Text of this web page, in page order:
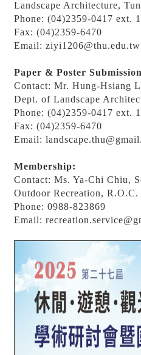
Landscape Architecture,
Phone: (04)2359-0417 ext.
Fax: (04)2359-6470
Email: ziyi1206@thu.edu.tw
Paper & Poster
Contact: Mr. Hung-Hsiang
Dept. of Landscape
Phone: (04)2359-0417 ext.
Fax: (04)2359-6470
Email:
Membership:
Contact: Ms. Ya-Chi Chiu,
Outdoor Recreation, R.O.C.
Phone: 0988-823869
Email: